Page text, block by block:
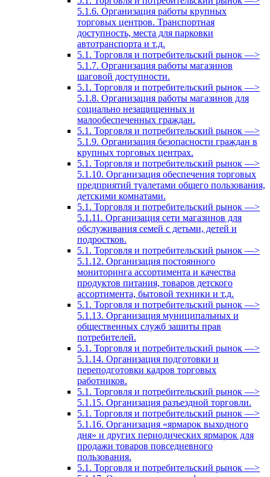
5.1.6. Организация работы крупных
торговых центров. Транспортная
доступность, места для парковки
автотранспорта и т.д.
5.1. Торговля и потребительский рынок —>
5.1.7. Организация работы магазинов
шаговой доступности.
5.1. Торговля и потребительский рынок —>
5.1.8. Организация работы магазинов для
социально незащищенных и
малообеспеченных граждан.
5.1. Торговля и потребительский рынок —>
5.1.9. Организация безопасности граждан в
крупных торговых центрах.
5.1. Торговля и потребительский рынок —>
5.1.10. Организация обеспечения торговых
предприятий туалетами общего пользования,
детскими комнатами.
5.1. Торговля и потребительский рынок —>
5.1.11. Организация сети магазинов для
обслуживания семей с детьми, детей и
подростков.
5.1. Торговля и потребительский рынок —>
5.1.12. Организация постоянного
мониторинга ассортимента и качества
продуктов питания, товаров детского
ассортимента, бытовой техники и т.д.
5.1. Торговля и потребительский рынок —>
5.1.13. Организация муниципальных и
общественных служб зашиты прав
потребителей.
5.1. Торговля и потребительский рынок —>
5.1.14. Организация подготовки и
переподготовки кадров торговых
работников.
5.1. Торговля и потребительский рынок —>
5.1.15. Организация разъездной торговли.
5.1. Торговля и потребительский рынок —>
5.1.16. Организация «ярмарок выходного
дня» и других периодических ярмарок для
продажи товаров повседневного
пользования.
5.1. Торговля и потребительский рынок —>